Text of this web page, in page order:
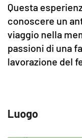
Questa
conoscere un
viaggio nella
passioni di una
lavorazione del
Luogo